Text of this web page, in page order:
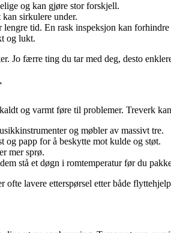
og kan gjøre stor forskjell.
sirkulere under.
tid. En rask inspeksjon kan forhindre
og lukt.
Jo færre ting du tar med deg, desto
og varmt føre til problemer. Treverk
og møbler av massivt tre.
og papp for å beskytte mot kulde og støt.
mer sprø.
stå et døgn i romtemperatur før du
lavere etterspørsel etter både